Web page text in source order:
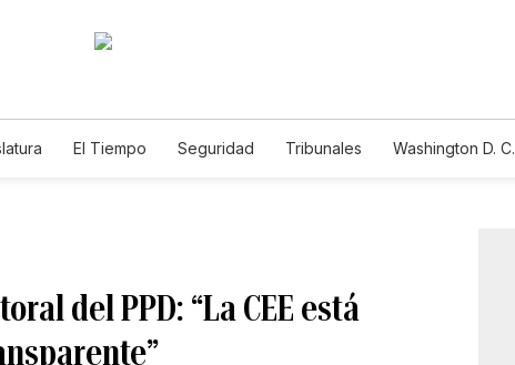
El Tiempo Seguridad Tribunales Washington D. C.
del PPD: “La CEE está